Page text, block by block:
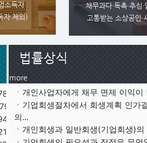
소득자
자 제외)
채무과다·독촉·추심·
고통받는 소상공인·
법률상식
more
ㆍ개인사업자에게 채무 면제 이익이
ㆍ기업회생절차에서 회생계획 인가
의...
ㆍ개인회생과 일반회생(기업회생)의